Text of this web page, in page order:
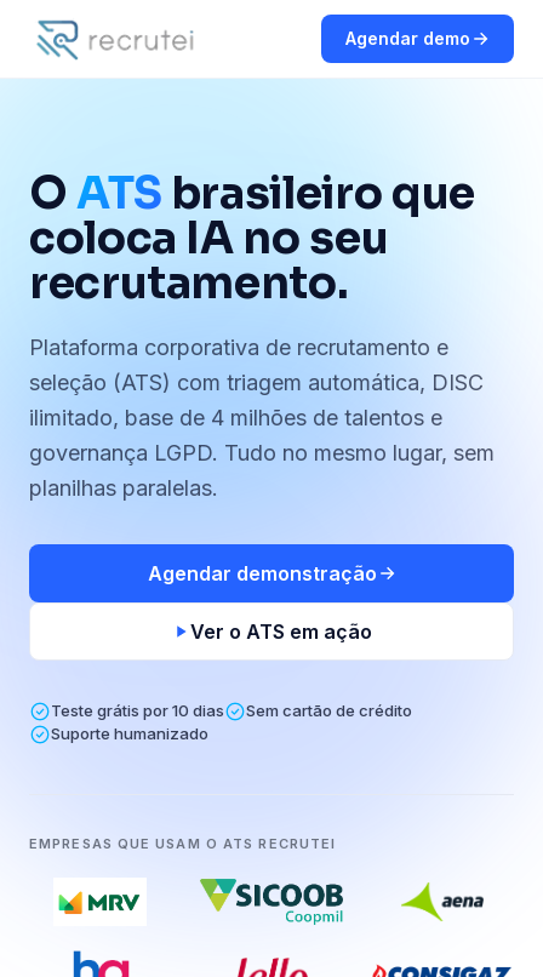
Agendar demo
OATS brasileiro que
coloca IA no seu
recrutamento.
Plataforma corporativa de recrutamento e
seleção (ATS) com triagem automática, DISC
ilimitado, base de 4 milhões de talentos e
governança LGPD. Tudo no mesmo lugar, sem
planilhas paralelas.
Agendar demonstração
Ver o ATS em ação
Teste grátis por 10 dias
Sem cartão de crédito
Suporte humanizado
EMPRESAS QUE USAM O ATS RECRUTEI